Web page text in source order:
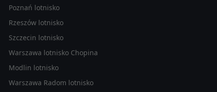
Poznań lotnisko
Rzeszów lotnisko
Szczecin lotnisko
Warszawa lotnisko Chopina
Modlin lotnisko
Warszawa Radom lotnisko